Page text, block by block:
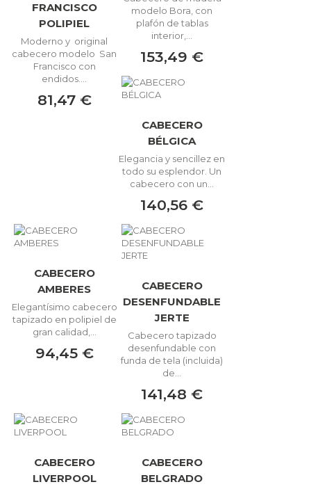
FRANCISCO
POLIPIEL
Moderno y original
cabecero modelo San
Francisco con
endidos....
81,47 €
modelo Bora, con
plafón de tablas
interior,...
153,49 €
CABECERO
BÉLGICA
Elegancia y sencillez en
todo su esplendor. Un
cabecero con un...
140,56 €
CABECERO
AMBERES
Elegantísimo cabecero
tapizado en polipiel de
gran calidad,...
94,45 €
CABECERO
DESENFUNDABLE
JERTE
Cabecero tapizado
desenfundable con
funda de tela (incluida)
de...
141,48 €
CABECERO
LIVERPOOL
CABECERO
BELGRADO